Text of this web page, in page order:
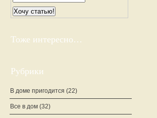
Тоже интересно…
Рубрики
В доме пригодится (22)
Все в дом (32)